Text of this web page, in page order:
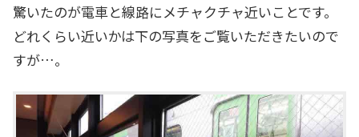
驚いたのが電車と線路にメチャクチャ近いことです。
どれくらい近いかは下の写真をご覧いただきたいので
すが…。